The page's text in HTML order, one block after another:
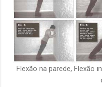
Flexão na parede, Flexão